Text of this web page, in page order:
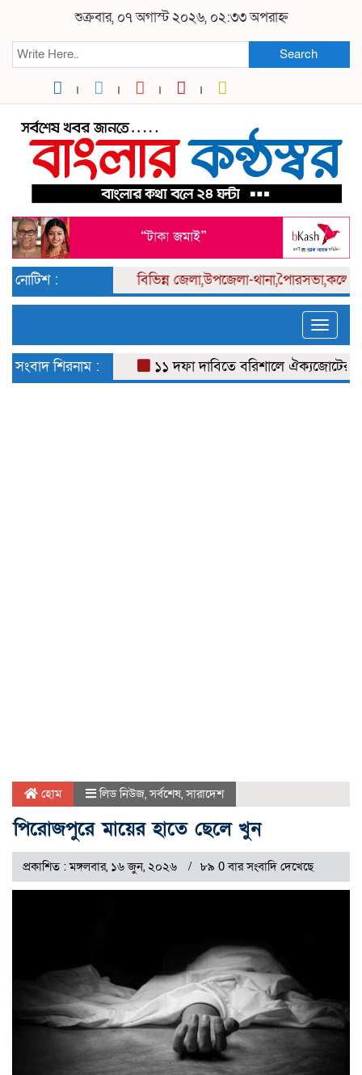
শুক্রবার, ০৭ অগাস্ট ২০২৬, ০২:৩৩ অপরাহ্ন
Search
নোটিশ : বিভিন্নজেলা,উপজেলা-থানা,পৈারসভা,কলেজ
Toggle
সংবাদ শিরনাম :
১১ দফা দাবিতে বরিশালে ঐক্যজোটের
হোম লিড নিউজ,সর্বশেষ,সারাদেশ
পিরোজপুরে মায়ের হাতে ছেলে খুন
প্রকাশিত : মঙ্গলবার, ১৬ জুন, ২০২৬ ৮৯ 0 বার সংবাদি দেখেছে